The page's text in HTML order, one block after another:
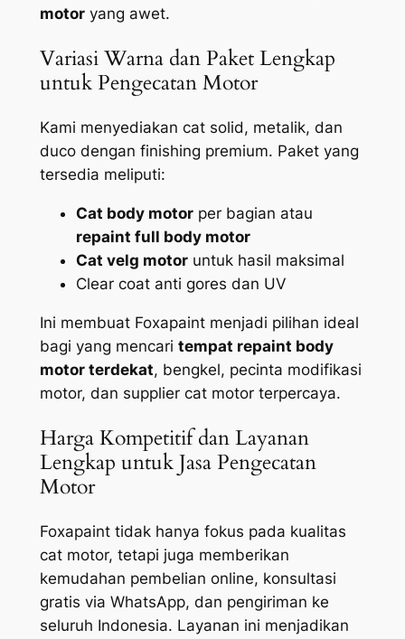
motoryang awet.
Variasi Warna dan Paket Lengkap
untuk Pengecatan Motor
Kami menyediakan cat solid, metalik, dan
duco dengan finishing premium. Paket yang
tersedia meliputi:
Cat body motorper bagian atau
repaint full body motor
Cat velg motoruntuk hasil maksimal
Clear coat anti gores dan UV
Ini membuat Foxapaint menjadi pilihan ideal
bagi yang mencari tempat repaint body
motor terdekat, bengkel, pecinta modifikasi
motor, dan supplier cat motor terpercaya.
Harga Kompetitif dan Layanan
Lengkap untuk Jasa Pengecatan
Motor
Foxapaint tidak hanya fokus pada kualitas
cat motor, tetapi juga memberikan
kemudahan pembelian online, konsultasi
gratis via WhatsApp, dan pengiriman ke
seluruh Indonesia. Layanan ini menjadikan